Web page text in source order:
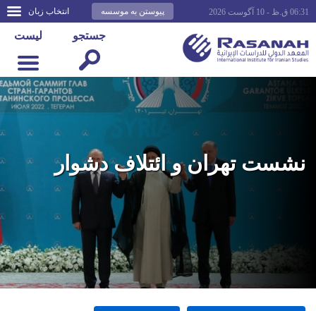
انتخاب زبان پیوستن به موسسه 06:31 ق.ظ - 10 آگوست 2026
لیست جستجو
نشست تهران و ائتلاف دشوار